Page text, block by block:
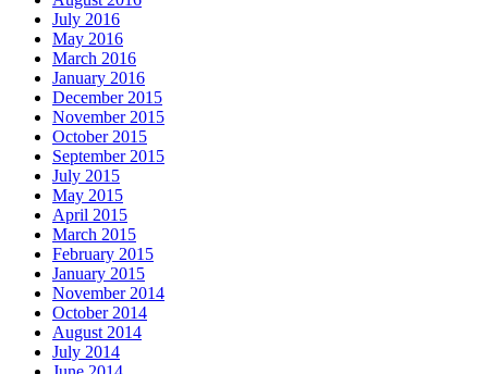
July 2016
May 2016
March 2016
January 2016
December 2015
November 2015
October 2015
September 2015
July 2015
May 2015
April 2015
March 2015
February 2015
January 2015
November 2014
October 2014
August 2014
July 2014